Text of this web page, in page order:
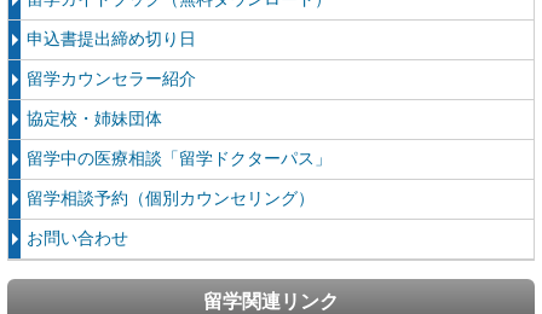
申込書提出締め切り日
留学カウンセラー紹介
協定校・姉妹団体
留学中の医療相談「留学ドクターパス」
留学相談予約（個別カウンセリング）
お問い合わせ
留学関連リンク